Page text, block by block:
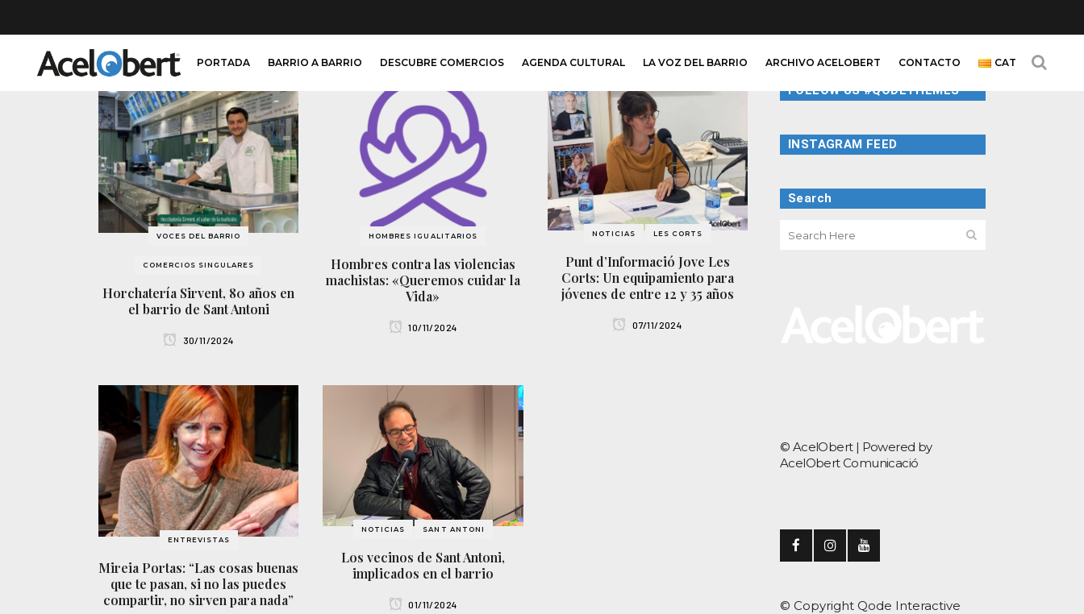
PORTADA BARRIO A BARRIO DESCUBRE COMERCIOS AGENDA CULTURAL LA VOZ DEL BARRIO ARCHIVO ACELOBERT CONTACTO CAT
VOCES DEL BARRIO
COMERCIOS SINGULARES
Horchatería Sirvent, 80 años en
el barrio de Sant Antoni
30/11/2024
HOMBRES IGUALITARIOS
Hombres contra las violencias
machistas: «Queremos cuidar la
Vida»
10/11/2024
NOTICIAS LES CORTS
Punt d’Informació Jove Les
Corts: Un equipamiento para
jóvenes de entre 12 y 35 años
07/11/2024
ENTREVISTAS
Mireia Portas: “Las cosas buenas
que te pasan, si no las puedes
compartir, no sirven para nada”
NOTICIAS SANT ANTONI
Los vecinos de Sant Antoni,
implicados en el barrio
01/11/2024
FOLLOW US #QODETHEMES
INSTAGRAM FEED
Search
© AcelObert | Powered by
AcelObert Comunicació
© Copyright Qode Interactive